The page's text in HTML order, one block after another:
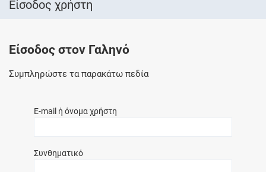
Είσοδος χρήστη
Είσοδος στον Γαληνό
Συμπληρώστε τα παρακάτω πεδία
E-mail ή όνομα χρήστη
Συνθηματικό